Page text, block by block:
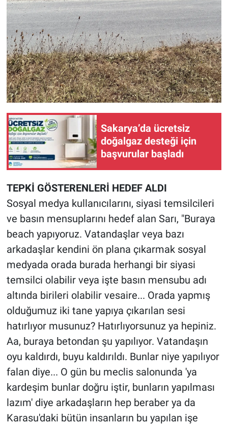
Sakarya’da ücretsiz
doğalgaz desteği için
başvurular başladı
TEPKİ GÖSTERENLERİ HEDEF ALDI
Sosyal medya kullanıcılarını, siyasi temsilcileri
ve basın mensuplarını hedef alan Sarı, "Buraya
beach yapıyoruz. Vatandaşlar veya bazı
arkadaşlar kendini ön plana çıkarmak sosyal
medyada orada burada herhangi bir siyasi
temsilci olabilir veya işte basın mensubu adı
altında birileri olabilir vesaire... Orada yapmış
olduğumuz iki tane yapıya çıkarılan sesi
hatırlıyor musunuz? Hatırlıyorsunuz ya hepiniz.
Aa, buraya betondan şu yapılıyor. Vatandaşın
oyu kaldırdı, buyu kaldırıldı. Bunlar niye yapılıyor
falan diye... O gün bu meclis salonunda 'ya
kardeşim bunlar doğru iştir, bunların yapılması
lazım' diye arkadaşların hep beraber ya da
Karasu'daki bütün insanların bu yapılan işe